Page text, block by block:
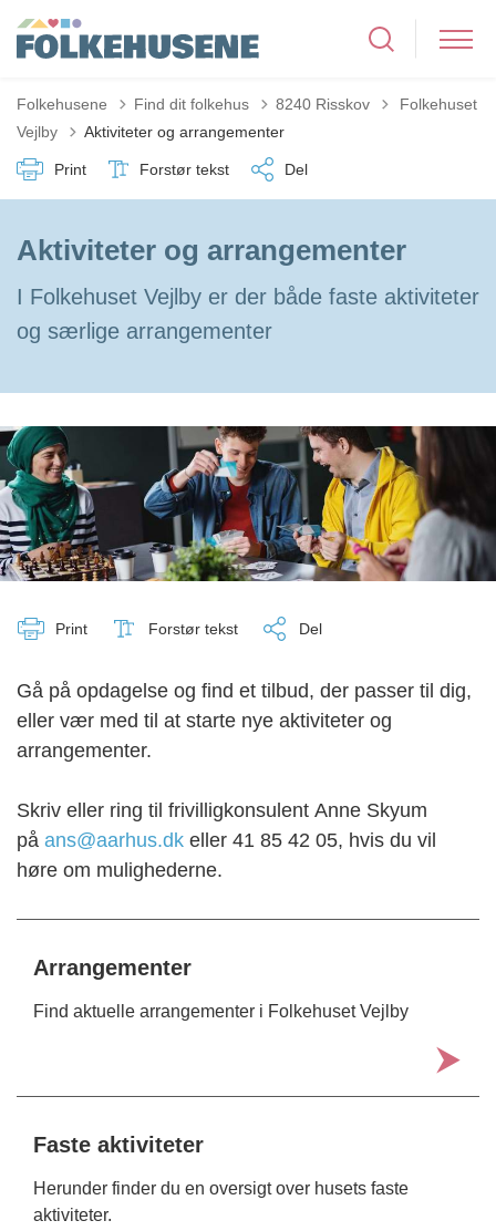
Folkehusene Find dit folkehus 8240 Risskov Tilbage til
Folkehuset
Vejlby
Aktiviteter og arrangementer
Print Forstør tekst Del
Aktiviteter og arrangementer
I Folkehuset Vejlby er der både faste aktiviteter
og særlige arrangementer
Print Forstør tekst Del
Gå på opdagelse og find et tilbud, der passer til dig,
eller vær med til at starte nye aktiviteter og
arrangementer.
Skriv eller ring til frivilligkonsulent Anne Skyum
på ans@aarhus.dk eller 41 85 42 05, hvis du vil
høre om mulighederne.
Arrangementer
Find aktuelle arrangementer i Folkehuset Vejlby
Faste aktiviteter
Herunder finder du en oversigt over husets faste
aktiviteter.